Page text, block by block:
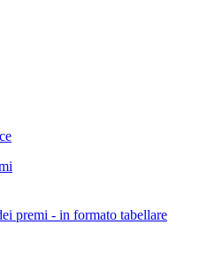
premi - in formato tabellare